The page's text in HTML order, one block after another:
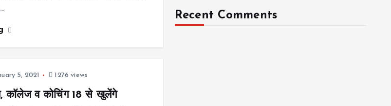
5, 2021 1276 views
कॉलेज व कोचिंग 18 से खुलेंगे
Recent Comments